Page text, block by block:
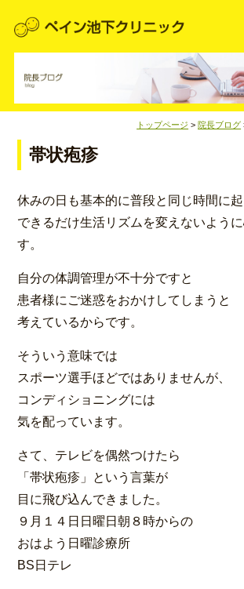
トップページ >院長ブログ
帯状疱疹
休みの日も基本的に普段と同じ時間に起
できるだけ生活リズムを変えないよう
す。
自分の体調管理が不十分ですと
患者様にご迷惑をおかけしてしまうと
考えているからです。
そういう意味では
スポーツ選手ほどではありませんが、
コンディショニングには
気を配っています。
さて、テレビを偶然つけたら
「帯状疱疹」という言葉が
目に飛び込んできました。
９月１４日日曜日朝８時からの
おはよう日曜診療所
BS日テレ